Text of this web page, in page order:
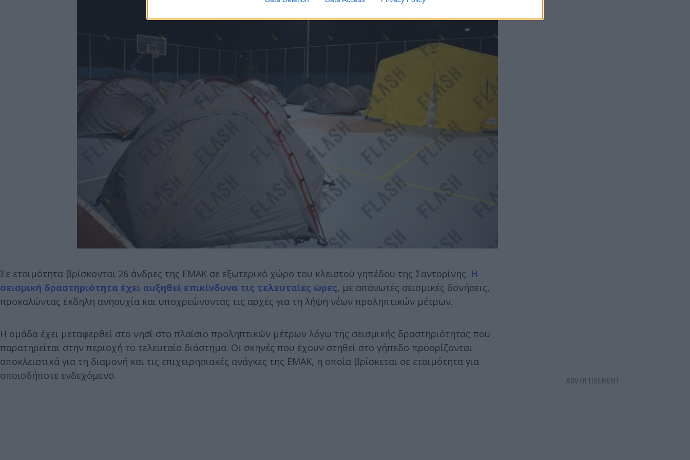
Σε ετοιμότητα βρίσκονται 26 άνδρες της ΕΜΑΚ σε εξωτερικό χώρο του κλειστού γηπέδου της Σαντορίνης. Η
σεισμική δραστηριότητα έχει αυξηθεί επικίνδυνα τις τελευταίες ώρες, με απανωτές σεισμικές δονήσεις,
προκαλώντας έκδηλη ανησυχία και υποχρεώνοντας τις αρχές για τη λήψη νέων προληπτικών μέτρων.
Η ομάδα έχει μεταφερθεί στο νησί στο πλαίσιο προληπτικών μέτρων λόγω της σεισμικής δραστηριότητας που
παρατηρείται στην περιοχή το τελευταίο διάστημα. Οι σκηνές που έχουν στηθεί στο γήπεδο προορίζονται
αποκλειστικά για τη διαμονή και τις επιχειρησιακές ανάγκες της ΕΜΑΚ, η οποία βρίσκεται σε ετοιμότητα για
οποιοδήποτε ενδεχόμενο.